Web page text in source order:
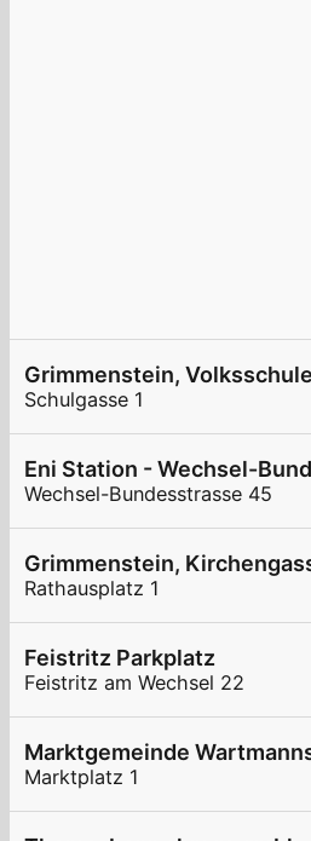
Grimmenstein, Volksschule
Schulgasse 1
Eni Station - Wechsel-
Wechsel-Bundesstrasse 45
Grimmenstein,
Rathausplatz 1
Feistritz Parkplatz
Feistritz am Wechsel 22
Marktgemeinde
Marktplatz 1